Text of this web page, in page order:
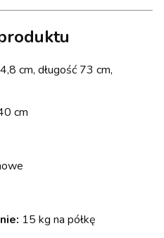
cm, długość 73 cm,
cm
15 kg na półkę